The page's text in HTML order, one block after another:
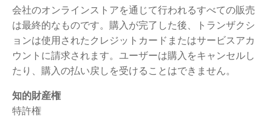
会社のオンラインストアを通じて行われるすべての販売
は最終的なものです。購入が完了した後、トランザクシ
ョンは使用されたクレジットカードまたはサービスアカ
ウントに請求されます。ユーザーは購入をキャンセルし
たり、購入の払い戻しを受けることはできません。
知的財産権
特許権